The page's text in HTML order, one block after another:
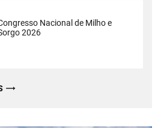
Nacional de Milho e
2026